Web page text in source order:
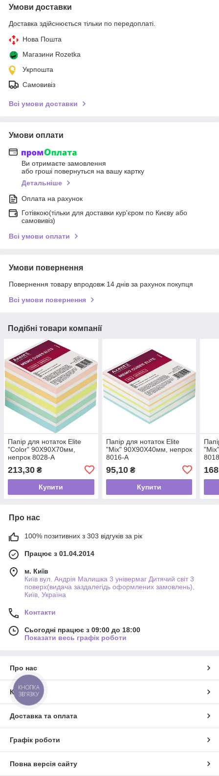
Умови доставки
Доставка здійснюється тільки по передоплаті.
Нова Пошта
Магазини Rozetka
Укрпошта
Самовивіз
Всі умови доставки
Умови оплати
Ви отримаєте замовлення
або гроші повернуться на вашу картку
Детальніше
Оплата на рахунок
Готівкою(тільки для доставки кур'єром по Києву або
самовивіз)
Всі умови оплати
Умови повернення
Повернення товару впродовж 14 днів за рахунок покупця
Всі умови повернення
Подібні товари компанії
Папір для нотаток Elite
"Color" 90Х90Х70мм,
непрок 8028-A
213,30 ₴
Купити
Папір для нотаток Elite
"Mix" 90Х90Х40мм, непрок
8016-A
95,10₴
Купити
Про нас
100% позитивних з 303 відгуків за рік
Працює з 01.04.2014
м. Київ
Київ вул. Андрія Малишка 3 універмаг Дитячий світ 3
поверх(видача заздалегідь оформлених замовлень),
Київ, Україна
Контакти
Сьогодні працює з 09:00 до 18:00
Показати весь графік роботи
Про нас
Контакти
Доставка та оплата
Графік роботи
Повна версія сайту
КНОПКА
ЗВ'ЯЗКУ